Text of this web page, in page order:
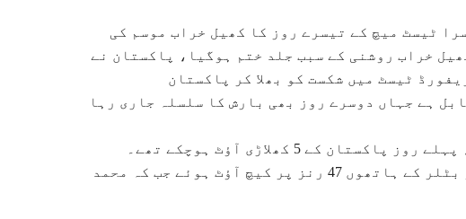
ٹیسٹ میچ کے تیسرے روز کا کھیل خراب موسم کی
خراب روشنی کے سبب جلد ختم ہوگیا، پاکستان نے
کیے۔ اولڈ ٹریفورڈ ٹیسٹ میں شکست کو بھلا کر پاکستان
ہے جہاں دوسرے روز بھی بارش کا سلسلہ جاری رہا
بابراعظم اور محمد رضوان نے اننگز کا آغاز کیا، پہلے روز پاکستان کے 5 کھلاڑی آؤٹ ہوچکے تھے۔
کھیل کے دوسرے روز چھٹی وکٹ بابر اعظم کی گری جو بٹلر کے ہاتھوں 47 رنز پر کیچ آؤٹ ہوئے جب کہ محمد